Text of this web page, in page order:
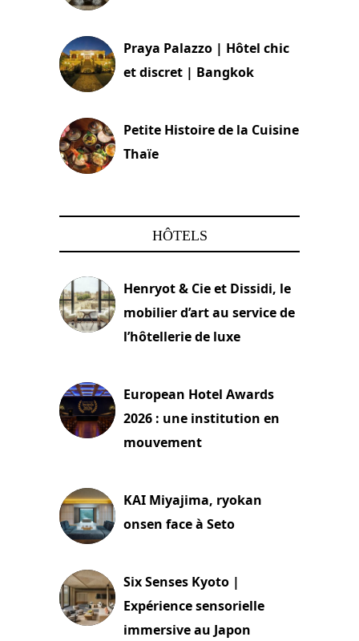
Praya Palazzo | Hôtel chic
et discret | Bangkok
Petite Histoire de la Cuisine
Thaïe
HÔTELS
Henryot & Cie et Dissidi, le
mobilier d’art au service de
l’hôtellerie de luxe
European Hotel Awards
2026 : une institution en
mouvement
KAI Miyajima, ryokan
onsen face à Seto
Six Senses Kyoto |
Expérience sensorielle
immersive au Japon